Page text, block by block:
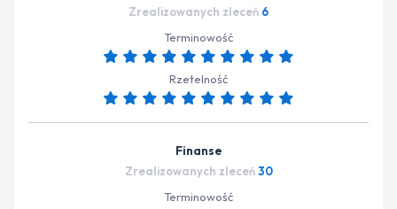
Zrealizowanych zleceń 6
Terminowość
Rzetelność
Finanse
Zrealizowanych zleceń30
Terminowość